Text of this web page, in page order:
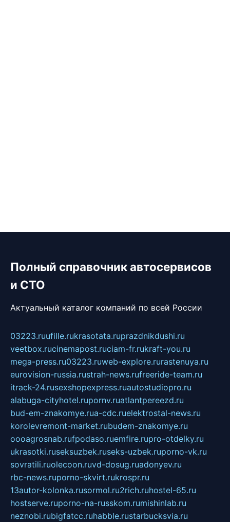
Полный справочник автосервисов
и СТО
Актуальный каталог компаний по всей России
03223.ruufille.rukrasotata.ruprazdnikdushi.ru
veetbox.rucinemapost.ruciam-fr.rukraft-you.ru
mega-press.ru03223.ruweb-explore.rurastenuya.ru
eurovision-russia.rustrah-news.rufreeride-team.ru
itrack-24.rusexshopexpress.ruautostudiopro.ru
alabuga-cityhotel.rupornv.ruatlantpereezd.ru
bud-em-znakomye.rua-cdc.ruelektrostal-news.ru
korolevremont-market.rubudem-znakomye.ru
oooagrosnab.rufpodaso.ruemfire.rupro-otdelky.ru
ukrasotki.ruseksuzbek.ruseks-uzbek.ruporno-vk.ru
sovratili.ruolecoon.ruvd-dosug.ruadonyev.ru
rbc-news.ruporno-skvirt.rukrospr.ru
13autor-kolonka.rusormol.ru2rich.ruhostel-65.ru
hostserve.ruporno-na-russkom.rumishinlab.ru
neznobi.rubigfatcc.ruhabble.rustarbucksvia.ru